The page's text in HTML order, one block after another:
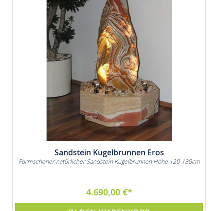
Sandstein Kugelbrunnen Eros
Formschöner natürlicher Sandstein Kugelbrunnen Höhe 120-130cm
4.690,00 €